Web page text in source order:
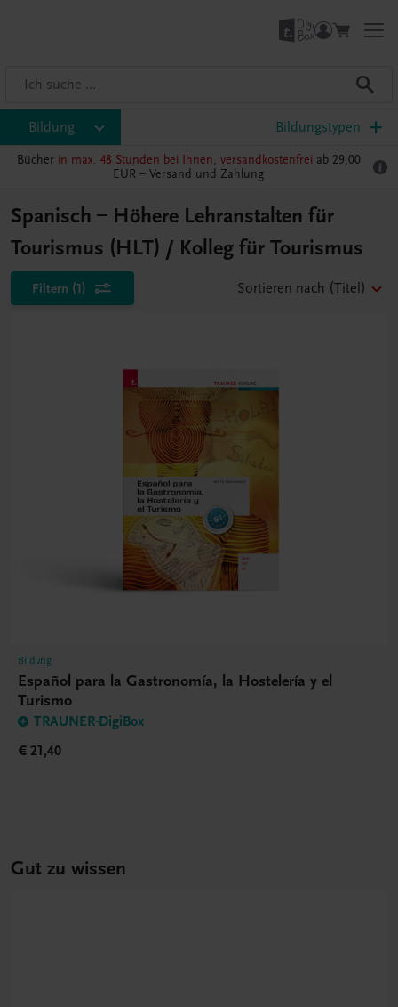
Bildung Bildungstypen
Bücher in max. 48 Stunden bei Ihnen, versandkostenfrei ab 29,00
EUR – Versand und Zahlung
Spanisch – Höhere Lehranstalten für
Tourismus (HLT) / Kolleg für Tourismus
Filtern (1) Sortieren nach (Titel)
Bildung
Español para la Gastronomía, la Hostelería y el
Turismo
TRAUNER-DigiBox
€ 21,40
Gut zu wissen